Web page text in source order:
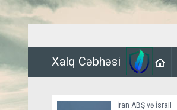
Xalq Cəbhəsi
İran ABŞ və İsrail